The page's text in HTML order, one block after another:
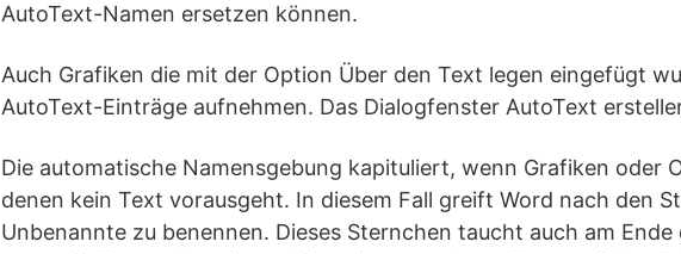
AutoText-Namen ersetzen können.
Auch Grafiken die mit der Option Über den Text legen eingefügt
AutoText-Einträge aufnehmen. Das Dialogfenster AutoText
Die automatische Namensgebung kapituliert, wenn Grafiken oder
denen kein Text vorausgeht. In diesem Fall greift Word nach den
Unbenannte zu benennen. Dieses Sternchen taucht auch am